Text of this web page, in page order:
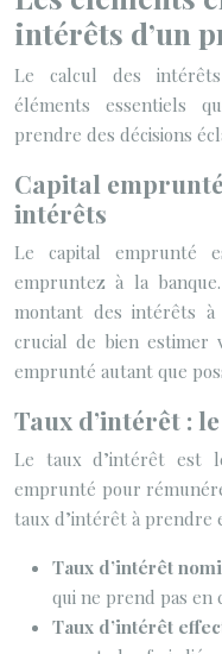
intérêts d’un
Le calcul des
éléments essentiels
prendre des décisions
Capital
intérêts
Le capital emprunté
empruntez à la
montant des intérêts
crucial de bien estimer
emprunté autant que
Taux d’intérêt :
Le taux d’intérêt est
emprunté pour
taux d’intérêt à prendre
Taux d’intérêt
qui ne prend pas en
Taux d’intérêt